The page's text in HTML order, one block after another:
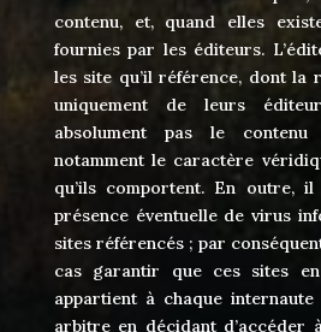
contenu, et, quand elles
fournies par les éditeurs.
les site qu’il référence, dont la
uniquement de leurs
absolument pas le
notamment le caractère
qu’ils comportent. En outre,
présence éventuelle de virus
sites référencés ; par
cas garantir que ces sites
appartient à chaque
arbitre en décidant d’accéder